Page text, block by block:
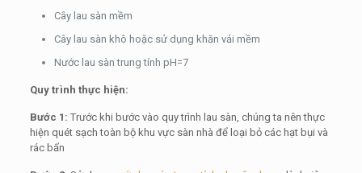
Cây lau sàn mềm
Cây lau sàn khô hoặc sử dụng khăn vải mềm
Nước lau sàn trung tính pH=7
Quy trình thực hiện:
Bước 1: Trước khi bước vào quy trình lau sàn, chúng ta nên thực
hiện quét sạch toàn bộ khu vực sàn nhà để loại bỏ các hạt bụi và
rác bẩn